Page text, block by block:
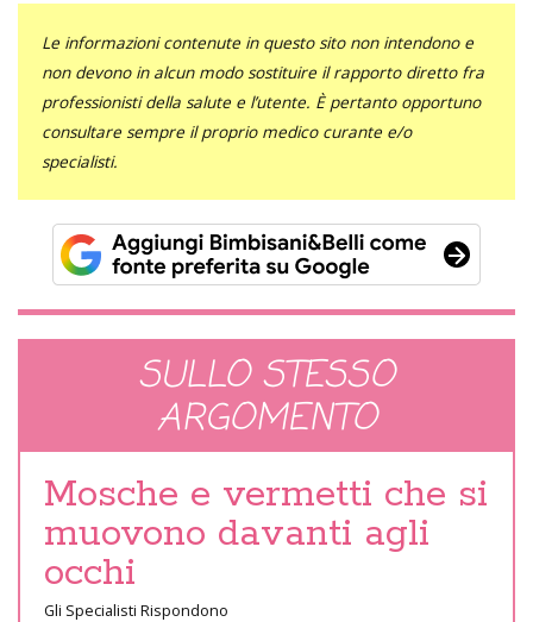
Le informazioni contenute in questo sito non intendono e
non devono in alcun modo sostituire il rapporto diretto fra
professionisti della salute e l’utente. È pertanto opportuno
consultare sempre il proprio medico curante e/o
specialisti.
SULLO STESSO
ARGOMENTO
Mosche e vermetti che si
muovono davanti agli
occhi
Gli Specialisti Rispondono